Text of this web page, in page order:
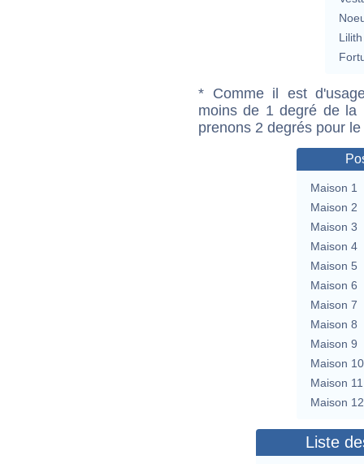
Lilith
* Comme il est
moins de 1 degré de la
prenons 2 degrés pour
Maison 1
Maison 2
Maison 3
Maison 4
Maison 5
Maison 6
Maison 7
Maison 8
Maison 9
Maison 10
Maison 11
Maison 12
Liste